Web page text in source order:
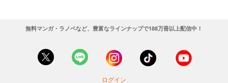
無料マンガ・ラノベなど、豊富なラインナップで188万冊以上配信中！
ログイン